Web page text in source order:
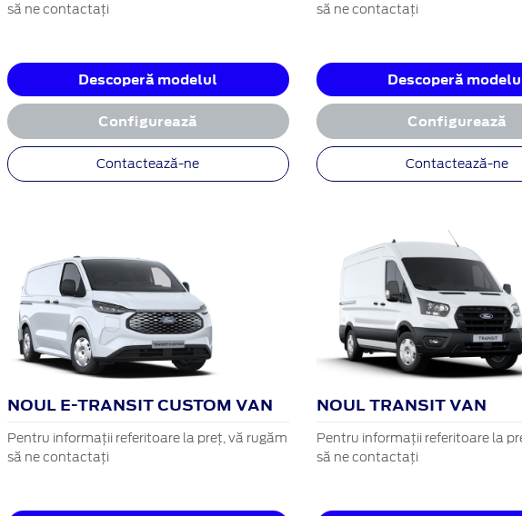
să ne contactați
Descoperă modelul
Configurează
Contactează-ne
să ne contactați
Descoperă
Configurează
Contactează-ne
NOUL E-TRANSIT CUSTOM VAN
Pentru informații referitoare la preț, vă rugăm
să ne contactați
NOUL TRANSIT VAN
Pentru informații referitoare la
să ne contactați